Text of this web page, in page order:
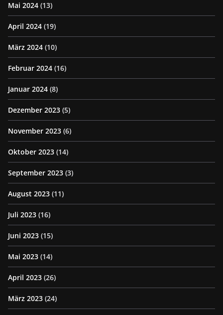
Mai 2024 (13)
April 2024 (19)
März 2024 (10)
Februar 2024 (16)
Januar 2024 (8)
Dezember 2023 (5)
November 2023 (6)
Oktober 2023 (14)
September 2023 (3)
August 2023 (11)
Juli 2023 (16)
Juni 2023 (15)
Mai 2023 (14)
April 2023 (26)
März 2023 (24)